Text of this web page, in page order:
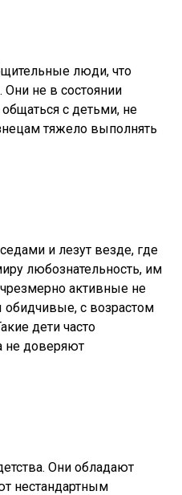
люди, что
Они не в состоянии
с детьми, не
тяжело выполнять
и лезут везде, где
любознательность, им
активные не
обидчивые, с возрастом
дети часто
не доверяют
Они обладают
нестандартным